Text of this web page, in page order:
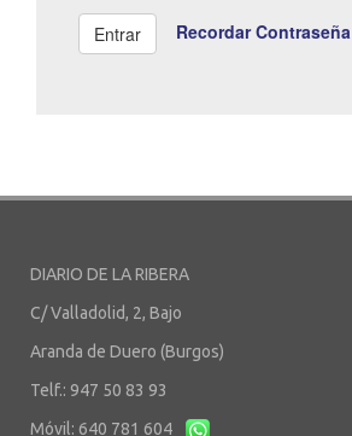
Recordar Contraseña
DIARIO DE LA RIBERA
C/ Valladolid, 2, Bajo
Aranda de Duero (Burgos)
Telf.: 947 50 83 93
Móvil: 640 781 604